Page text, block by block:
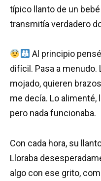
típico llanto de un
transmitía verdadero
Al principio
difícil. Pasa a menudo.
mojado, quieren
me decía. Lo alimenté,
pero nada funcionaba.
Con cada hora, su
Lloraba
algo con ese grito,